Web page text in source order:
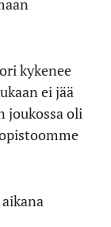
kykenee
ei jää
joukossa oli